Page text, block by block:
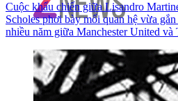
Cuộc khẩu chiến giữa Lisandro
Scholes phơi bày mối quan hệ vừa
nhiều năm giữa Manchester United và